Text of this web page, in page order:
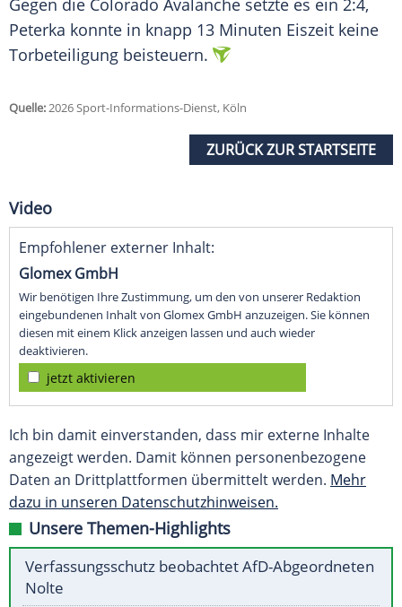
Gegen die Colorado Avalanche setzte es ein 2:4,
Peterka konnte in knapp 13 Minuten Eiszeit keine
Torbeteiligung beisteuern.
Quelle:2026 Sport-Informations-Dienst, Köln
ZURÜCK ZUR STARTSEITE
Video
Empfohlener externer Inhalt:
Glomex GmbH
Wir benötigen Ihre Zustimmung, um den von unserer Redaktion
eingebundenen Inhalt von Glomex GmbH anzuzeigen. Sie können
diesen mit einem Klick anzeigen lassen und auch wieder
deaktivieren.
jetzt aktivieren
Ich bin damit einverstanden, dass mir externe Inhalte
angezeigt werden. Damit können personenbezogene
Daten an Drittplattformen übermittelt werden. Mehr
dazu in unseren Datenschutzhinweisen.
Unsere Themen-Highlights
Verfassungsschutz beobachtet AfD-Abgeordneten
Nolte